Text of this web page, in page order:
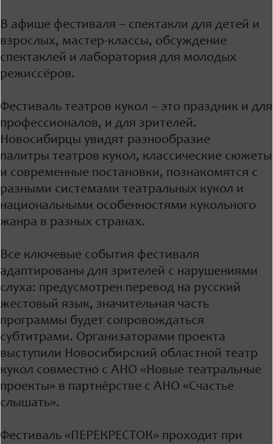
В афише фестиваля – спектакли для детей и
взрослых, мастер-классы, обсуждение
спектаклей и лаборатория для молодых
режиссёров.
Фестиваль театров кукол – это праздник и для
профессионалов, и для зрителей.
Новосибирцы увидят разнообразие
палитры театров кукол, классические сюжеты
и современные постановки, познакомятся с
разными системами театральных кукол и
национальными особенностями кукольного
жанра в разных странах.
Все ключевые события фестиваля
адаптированы для зрителей с нарушениями
слуха: предусмотрен перевод на русский
жестовый язык, значительная часть
программы будет сопровождаться
субтитрами. Организаторами проекта
выступили Новосибирский областной театр
кукол совместно с АНО «Новые театральные
проекты» в партнёрстве с АНО «Счастье
слышать».
Фестиваль «ПЕРЕКРЕСТОК» проходит при